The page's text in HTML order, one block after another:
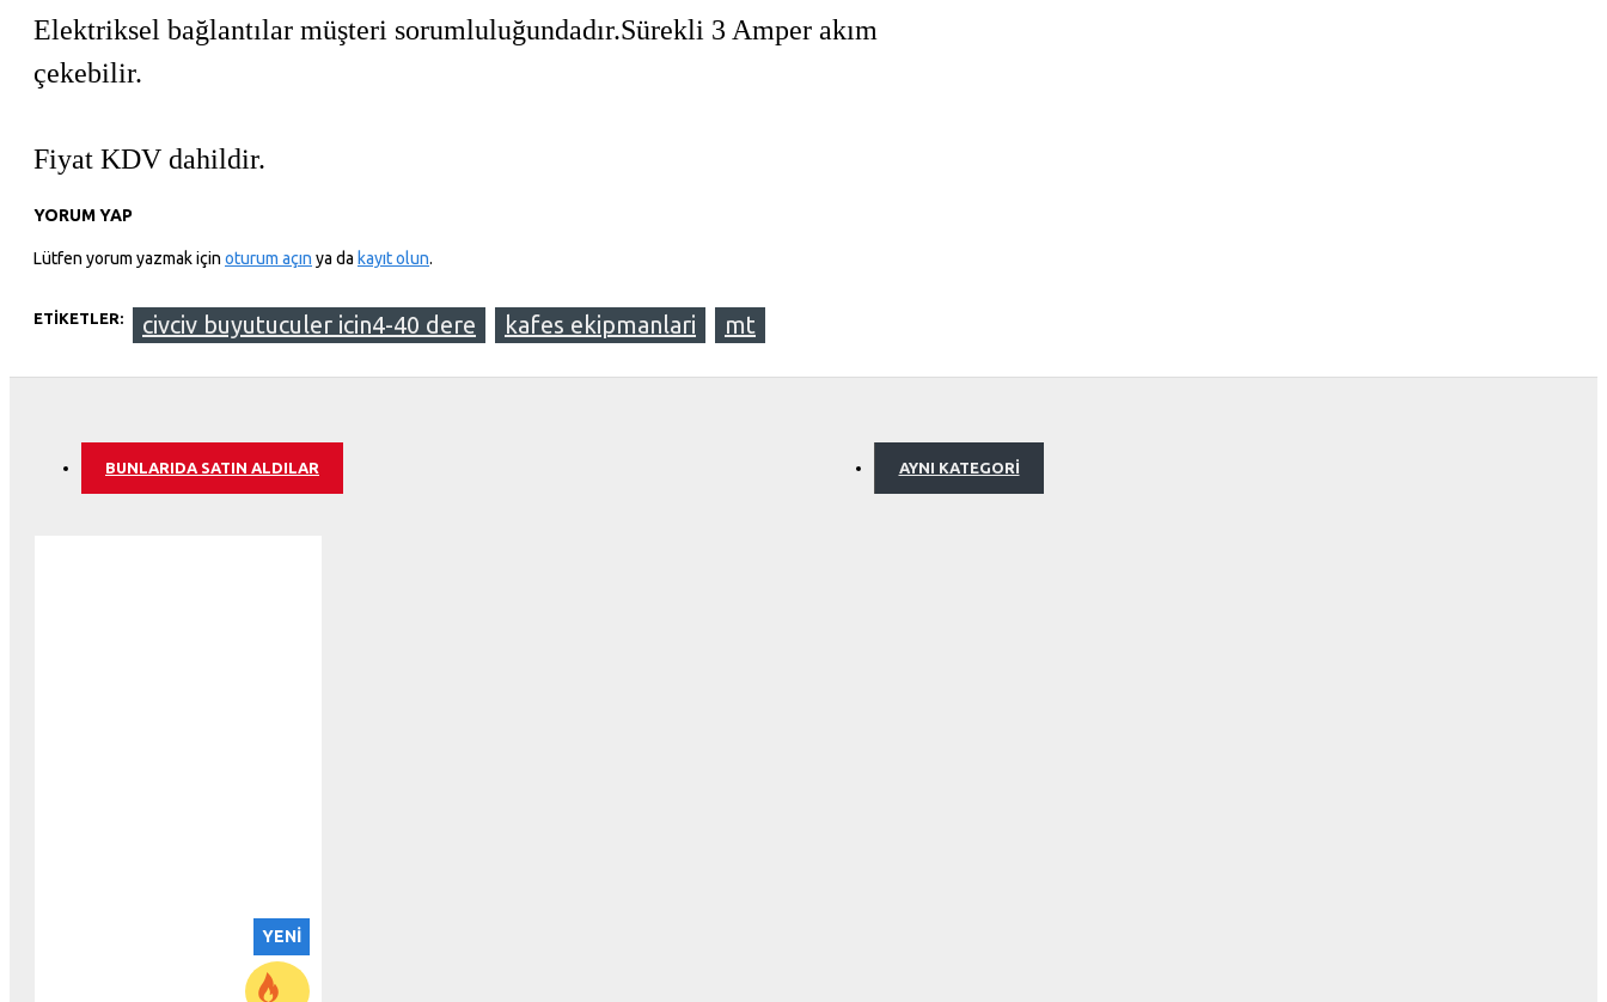
Elektriksel bağlantılar müşteri sorumluluğundadır.Sürekli 3 Amper akım
çekebilir.
Fiyat KDV dahildir.
YORUM YAP
Lütfen yorum yazmak için oturum açın ya da kayıt olun.
ETIKETLER: civciv buyutuculer icin4-40 dere kafes ekipmanlari mt
BUNLARIDA SATIN ALDILAR AYNI KATEGORI
YENI